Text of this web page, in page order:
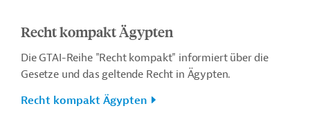
Recht kompakt Ägypten
Die GTAI-Reihe "Recht kompakt" informiert über die
Gesetze und das geltende Recht in Ägypten.
Recht kompakt Ägypten